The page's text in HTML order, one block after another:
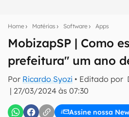
Home Matérias Software Apps
MobizapSP | Como
prefeitura" um ano
Por Ricardo Syozi • Editado por
| 27/03/2024 às 07:30
Assine nossa
notícias e reviews sobre
mão.
E-mail